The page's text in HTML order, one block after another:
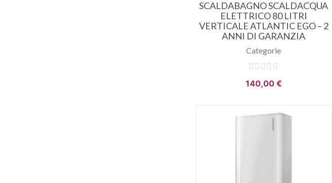
SCALDABAGNO SCALDACQUA
ELETTRICO 80 LITRI
VERTICALE ATLANTIC EGO – 2
ANNI DI GARANZIA
Categorie
140,00 €